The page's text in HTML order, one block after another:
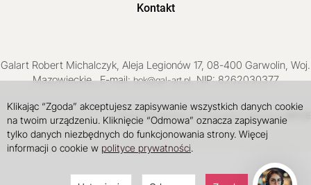
Kontakt
Galart Robert Michalczyk, Aleja Legionów 17, 08-400 Garwolin, Woj.
Mazowieckie,, E-mail:bok@gal-art.pl, NIP: 8262030377
Sklep internetowy SOTE projekt i wdrożenie
Klikając “Zgoda” akceptujesz zapisywanie wszystkich danych cookie
na twoim urządzeniu. Kliknięcie “Odmowa” oznacza zapisywanie
tylko danych niezbędnych do funkcjonowania strony. Więcej
informacji o cookie w polityce prywatności.